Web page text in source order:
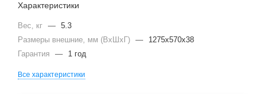
Характеристики
Вес, кг — 5.3
Размеры внешние, мм (ВхШхГ) —
1275x570x38
Гарантия
— 1 год
Все характеристики